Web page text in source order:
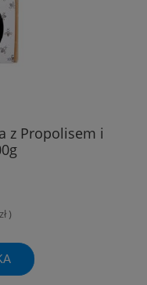
z Propolisem i
)